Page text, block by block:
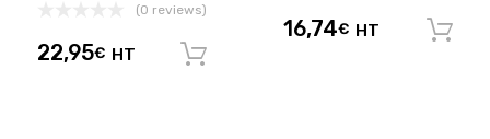
(0 reviews)
22,95€ HT
16,74€ HT